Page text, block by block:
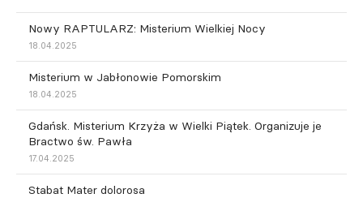
Nowy RAPTULARZ: Misterium Wielkiej Nocy
18.04.2025
Misterium w Jabłonowie Pomorskim
18.04.2025
Gdańsk. Misterium Krzyża w Wielki Piątek. Organizuje je
Bractwo św. Pawła
17.04.2025
Stabat Mater dolorosa